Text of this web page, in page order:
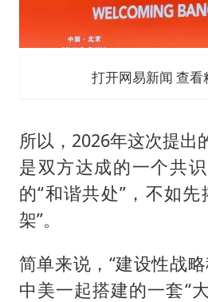
打开网易新闻 查看
所以，2026年这次提出
是双方达成的一个共
的“和谐共处”，不如
架”。
简单来说，“建设性战
中美一起搭建的一套“